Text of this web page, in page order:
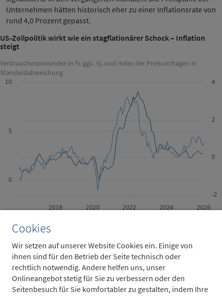
Cookies
Wir setzen auf unserer Website Cookies ein. Einige von
ihnen sind für den Betrieb der Seite technisch oder
rechtlich notwendig. Andere helfen uns, unser
Onlineangebot stetig für Sie zu verbessern oder den
Seitenbesuch für Sie komfortabler zu gestalten, indem Ihre
Unternehmen hätten historisch eher zu einer Inflationsrate von
rund 4,0 Prozent gepasst.
US-Zollpolitik wirkt wie ein stagflationärer Schock – Inflation
steigt
Verbraucherpreisindex in % ggü. Vj. und Index der Preisumfragen in
Standardabweichung
Inflation (LS)
2018 2020 2022 2024 2026
0
10
5
-2
0
2
4
Quellen: Fred Economic Data, Metzler; Stand: 31.1.2026
Die Preiskomponente des ISM-Dienstleistungsindex für Januar
liegt bereits vor – und sie ist sichtbar angesprungen. Der